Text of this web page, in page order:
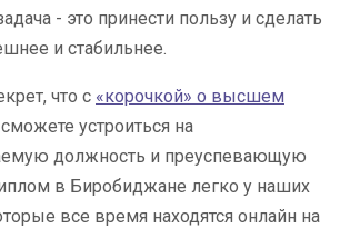
- это принести пользу и сделать
и стабильнее.
что с «корочкой» о высшем
устроиться на
должность и преуспевающую
в Биробиджане легко у наших
все время находятся онлайн на